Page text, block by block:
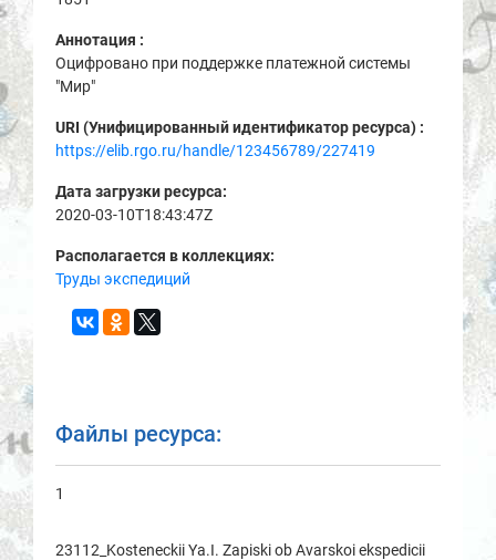
Аннотация :
Оцифровано при поддержке платежной системы
"Мир"
URI (Унифицированный идентификатор ресурса) :
https://elib.rgo.ru/handle/123456789/227419
Дата загрузки ресурса:
2020-03-10T18:43:47Z
Располагается в коллекциях:
Труды экспедиций
Файлы ресурса:
1
23112_Kosteneckii Ya.I. Zapiski ob Avarskoi ekspedicii